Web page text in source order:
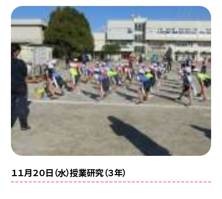
１１月２０日（水）授業研究（３年）